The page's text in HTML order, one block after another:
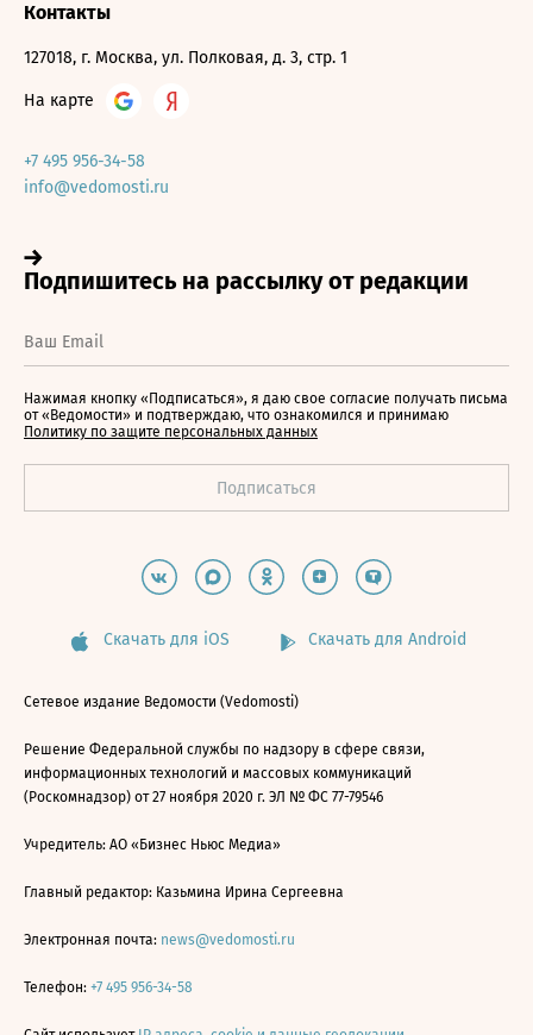
Контакты
127018, г. Москва, ул. Полковая, д. 3, стр. 1
На карте
+7 495 956-34-58
info@vedomosti.ru
Нажимая кнопку «Подписаться», я даю свое согласие получать письма
от «Ведомости» и подтверждаю, что ознакомился и принимаю
Политику по защите персональных данных
Скачать для iOS Скачать для Android
Сетевое издание Ведомости (Vedomosti)
Решение Федеральной службы по надзору в сфере связи,
информационных технологий и массовых коммуникаций
(Роскомнадзор) от 27 ноября 2020 г. ЭЛ № ФС 77-79546
Учредитель: АО «Бизнес Ньюс Медиа»
Главный редактор: Казьмина Ирина Сергеевна
Электронная почта: news@vedomosti.ru
Телефон: +7 495 956-34-58